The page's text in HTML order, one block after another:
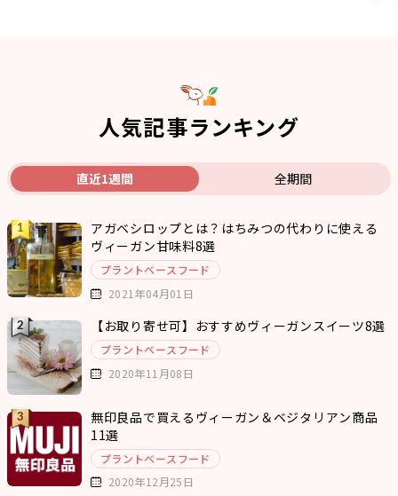
人気記事ランキング
直近1週間 全期間
アガベシロップとは？はちみつの代わりに使える
ヴィーガン甘味料8選
プラントベースフード
2021年04月01日
【お取り寄せ可】おすすめヴィーガンスイーツ8選
プラントベースフード
2020年11月08日
無印良品で買えるヴィーガン＆ベジタリアン商品
11選
プラントベースフード
2020年12月25日